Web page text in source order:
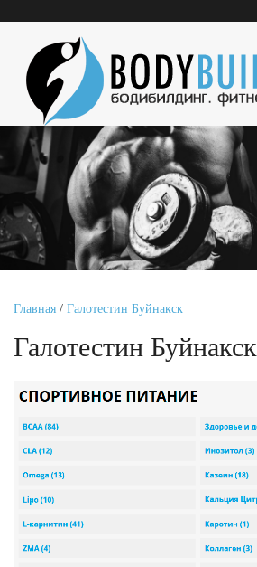
Главная / Галотестин Буйнакск
Галотестин Буйнакск